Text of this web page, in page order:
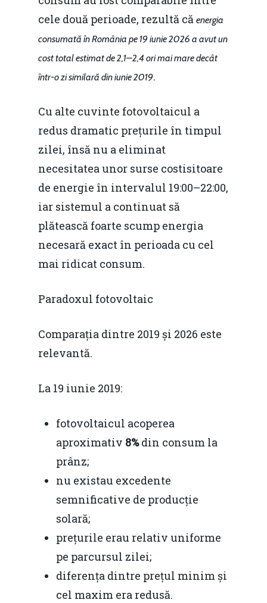
cele două perioade, rezultă că energia
consumată în România pe 19 iunie 2026 a avut un
cost total estimat de 2,1–2,4 ori mai mare decât
într-o zi similară din iunie 2019.
Cu alte cuvinte fotovoltaicul a
redus dramatic prețurile în timpul
zilei, însă nu a eliminat
necesitatea unor surse costisitoare
de energie în intervalul 19:00–22:00,
iar sistemul a continuat să
plătească foarte scump energia
necesară exact în perioada cu cel
mai ridicat consum.
Paradoxul fotovoltaic
Comparația dintre 2019 și 2026 este
relevantă.
La 19 iunie 2019:
fotovoltaicul acoperea
aproximativ 8%din consum la
prânz;
nu existau excedente
semnificative de producție
solară;
prețurile erau relativ uniforme
pe parcursul zilei;
diferența dintre prețul minim și
cel maxim era redusă.
Despre